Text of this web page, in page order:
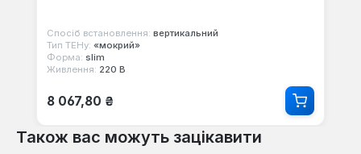
Спосіб встановлення: вертикальний
Тип ТЕНу: «мокрий»
Форма: slim
Живлення: 220 В
Звичайна ціна:
8 067,80 ₴
Також вас можуть зацікавити